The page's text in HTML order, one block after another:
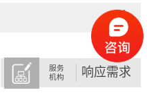
关于
服务
机构
响应需求